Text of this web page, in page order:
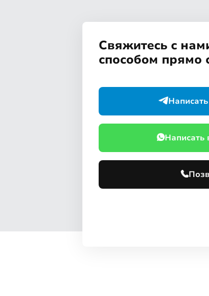
Свяжитесь с
способом прямо
Написать